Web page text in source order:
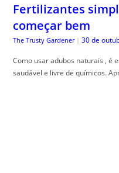
Fertilizantes
começar bem
The Trusty Gardener | 30 de
Como usar adubos naturais , é
saudável e livre de químicos.